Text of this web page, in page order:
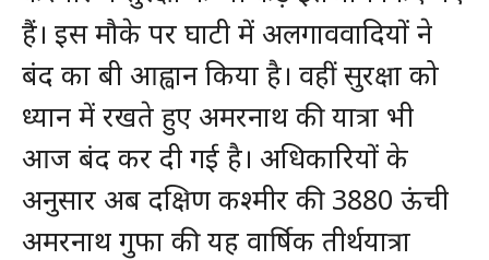
हैं। इस मौके पर घाटी में अलगाववादियों ने
बंद का बी आह्वान किया है। वहीं सुरक्षा को
ध्यान में रखते हुए अमरनाथ की यात्रा भी
आज बंद कर दी गई है। अधिकारियों के
अनुसार अब दक्षिण कश्मीर की 3880 ऊंची
अमरनाथ गुफा की यह वार्षिक तीर्थयात्रा